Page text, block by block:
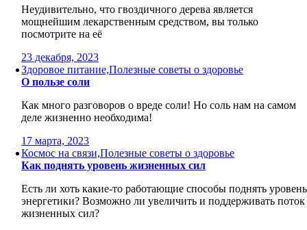
Неудивительно, что гвоздичного дерева является
мощнейшим лекарственным средством, вы только
посмотрите на её
23 декабря, 2023
Здоровое питание,Полезные советы о здоровье
О пользе соли
Как много разговоров о вреде соли! Но соль нам на самом
деле жизненно необходима!
17 марта, 2023
Космос на связи,Полезные советы о здоровье
Как поднять уровень жизненных сил
Есть ли хоть какие-то работающие способы поднять уровень
энергетики? Возможно ли увеличить и поддерживать поток
жизненных сил?